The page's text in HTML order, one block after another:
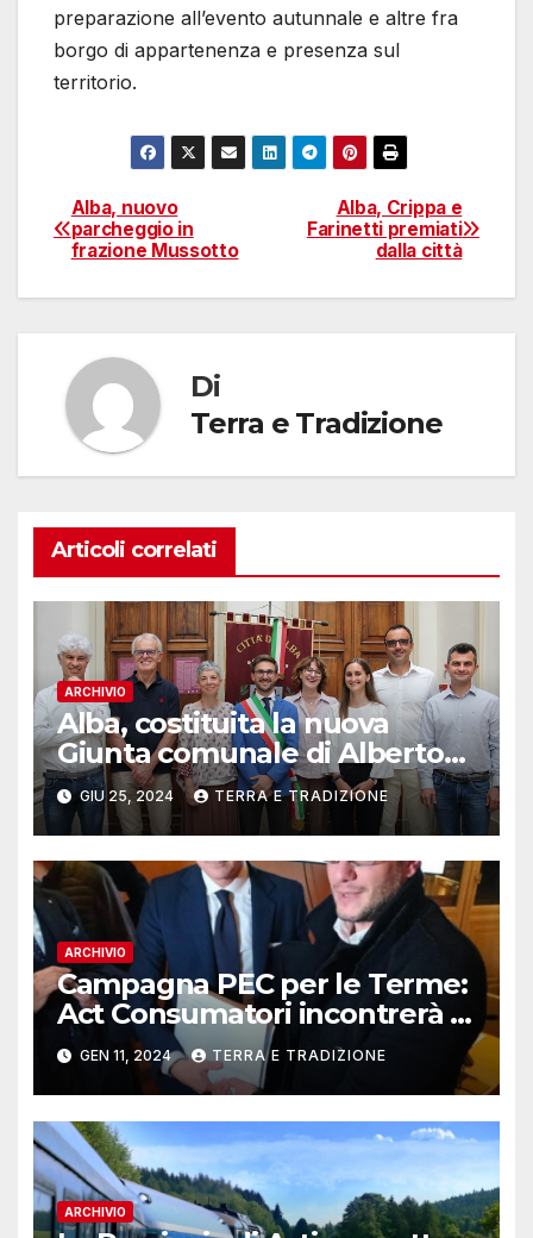
preparazione all’evento autunnale e altre fra
borgo di appartenenza e presenza sul
territorio.
Navigazione
articoli
Alba, Crippa e
Farinetti premiati
dalla città
Alba, nuovo
parcheggio in
frazione Mussotto
Di
Terra e Tradizione
Articoli correlati
ARCHIVIO
Alba, costituita la nuova
Giunta comunale di Alberto
Gatto
GIU 25, 2024 TERRA E TRADIZIONE
ARCHIVIO
Campagna PEC per le Terme:
Act Consumatori incontrerà il
Governatore Alberto Cirio
GEN 11, 2024 TERRA E TRADIZIONE
ARCHIVIO